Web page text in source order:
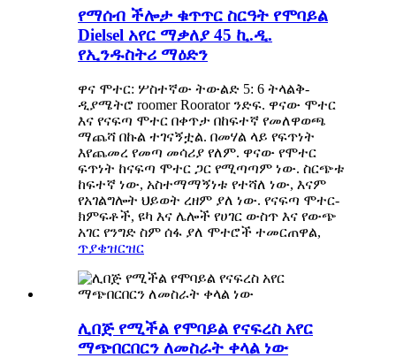
የማሰብ ችሎታ ቁጥጥር ስርዓት የሞባይል
Dielsel አየር ማቃለያ 45 ኪ.ዲ.
የኢንዱስትሪ ማዕድን
ዋና ሞተር: ሦስተኛው ትውልድ 5: 6 ትላልቅ-
ዲያሜትሮ roomer Roorator ንድፍ. ዋናው ሞተር
እና የናፍጣ ሞተር በቀጥታ በከፍተኛ የመለዋወጫ
ማጨሻ በኩል ተገናኝቷል. በመሃል ላይ የፍጥነት
እየጨመረ የመጣ መሳሪያ የለም. ዋናው የሞተር
ፍጥነት ከናፍጣ ሞተር ጋር የሚጣጣም ነው. ስርጭቱ
ከፍተኛ ነው, አስተማማኝነቱ የተሻለ ነው, እናም
የአገልግሎት ህይወት ረዘም ያለ ነው. የናፍጣ ሞተር-
ክምፍቶች, ዩካ እና ሌሎች የሀገር ውስጥ እና የውጭ
አገር የንግድ ስም ሰፋ ያለ ሞተሮች ተመርጠዋል,
ጥያቄዝርዝር
ሊበጅ የሚችል የሞባይል የናፍረስ አየር
ማጭበርበርን ለመስራት ቀላል ነው